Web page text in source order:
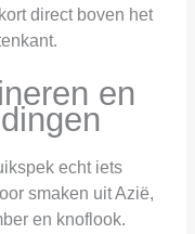
direct boven het
en
echt iets
smaken uit Azië,
en knoflook.